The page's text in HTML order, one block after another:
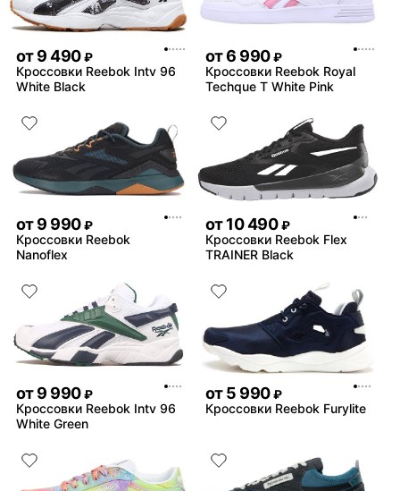
от9 490 ₽
Кроссовки Reebok Intv 96
White Black
от6 990 ₽
Кроссовки Reebok Royal
Techque T White Pink
от9 990 ₽
Кроссовки Reebok
Nanoflex
от10 490 ₽
Кроссовки Reebok Flex
TRAINER Black
от9 990 ₽
Кроссовки Reebok Intv 96
White Green
от5 990 ₽
Кроссовки Reebok Furylite